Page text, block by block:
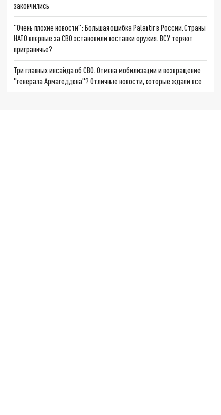
закончились
"Очень плохие новости": Большая ошибка Palantir в России. Страны
НАТО впервые за СВО остановили поставки оружия. ВСУ теряют
приграничье?
Три главных инсайда об СВО. Отмена мобилизации и возвращение
"генерала Армагеддона"? Отличные новости, которые ждали все